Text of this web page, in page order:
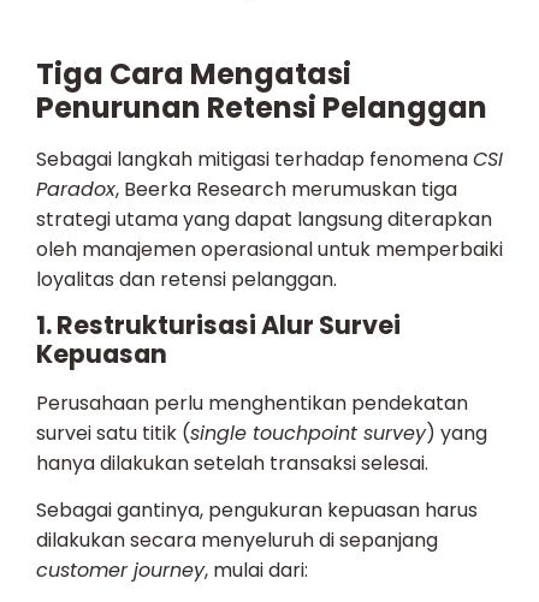
Tiga Cara Mengatasi
Penurunan Retensi Pelanggan
Sebagai langkah mitigasi terhadap fenomenaCSI
Paradox, Beerka Research merumuskan tiga
strategi utama yang dapat langsung diterapkan
oleh manajemen operasional untuk memperbaiki
loyalitas dan retensi pelanggan.
1. Restrukturisasi Alur Survei
Kepuasan
Perusahaan perlu menghentikan pendekatan
survei satu titik (single touchpoint survey) yang
hanya dilakukan setelah transaksi selesai.
Sebagai gantinya, pengukuran kepuasan harus
dilakukan secara menyeluruh di sepanjang
customer journey, mulai dari: